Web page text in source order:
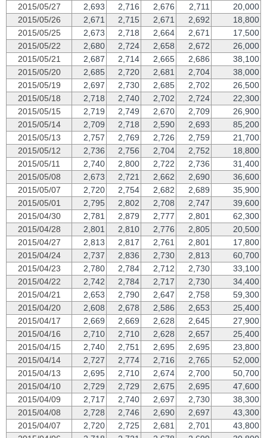
2015/05/27
2,693 2,716 2,676 2,711
20,000
2015/05/26
2,671 2,715 2,671 2,692
18,800
2015/05/25
2,673 2,718 2,664 2,671
17,500
2015/05/22
2,680 2,724 2,658 2,672
26,000
2015/05/21
2,687 2,714 2,665 2,686
38,100
2015/05/20
2,685 2,720 2,681 2,704
38,000
2015/05/19
2,697 2,730 2,685 2,702
26,500
2015/05/18
2,718 2,740 2,702 2,724
22,300
2015/05/15
2,719 2,749 2,670 2,709
26,900
2015/05/14
2,709 2,718 2,590 2,693
85,200
2015/05/13
2,757 2,769 2,726 2,759
21,700
2015/05/12
2,736 2,756 2,704 2,752
18,800
2015/05/11
2,740 2,800 2,722 2,736
31,400
2015/05/08
2,673 2,721 2,662 2,690
36,600
2015/05/07
2,720 2,754 2,682 2,689
35,900
2015/05/01
2,795 2,802 2,708 2,747
39,600
2015/04/30
2,781 2,879 2,777 2,801
62,300
2015/04/28
2,801 2,810 2,776 2,805
20,500
2015/04/27
2,813 2,817 2,761 2,801
17,800
2015/04/24
2,737 2,836 2,730 2,813
60,700
2015/04/23
2,780 2,784 2,712 2,730
33,100
2015/04/22
2,742 2,784 2,717 2,730
34,400
2015/04/21
2,653 2,790 2,647 2,758
59,300
2015/04/20
2,608 2,678 2,586 2,653
25,400
2015/04/17
2,669 2,669 2,628 2,645
27,900
2015/04/16
2,710 2,710 2,628 2,657
25,400
2015/04/15
2,740 2,751 2,695 2,695
23,800
2015/04/14
2,727 2,774 2,716 2,765
52,000
2015/04/13
2,695 2,710 2,674 2,700
50,700
2015/04/10
2,729 2,729 2,675 2,695
47,600
2015/04/09
2,717 2,740 2,697 2,730
38,300
2015/04/08
2,728 2,746 2,690 2,697
43,300
2015/04/07
2,720 2,725 2,681 2,701
43,800